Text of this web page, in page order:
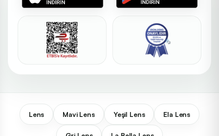
Lens Mavi Lens Yeşil Lens Ela Lens